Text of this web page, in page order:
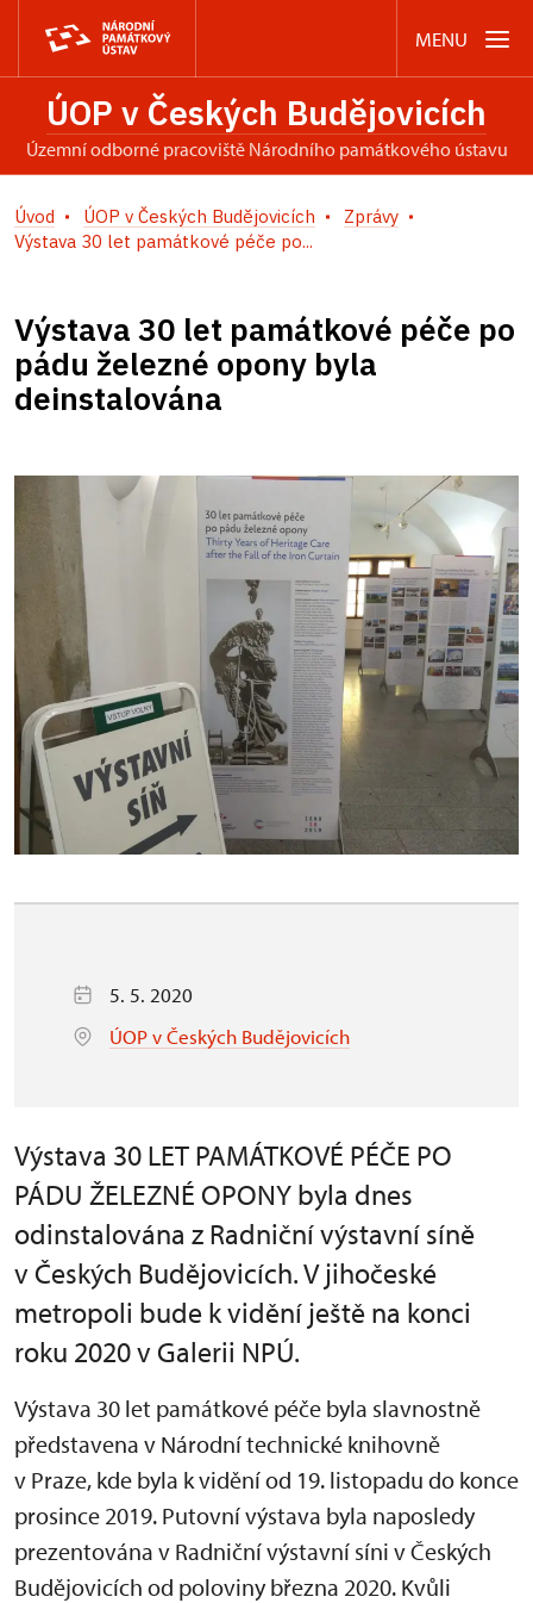
MENU
ÚOP v Českých Budějovicích
územní odborné pracoviště Národního památkového ústavu
Úvod ÚOP v Českých Budějovicích
Zprávy
Výstava 30 let památkové péče po...
Výstava 30 let památkové péče po
pádu železné opony byla
deinstalována
5. 5. 2020
ÚOP v Českých Budějovicích
Výstava 30 LET PAMÁTKOVÉ PÉČE PO
PÁDU ŽELEZNÉ OPONY byla dnes
odinstalována z Radniční výstavní síně
v Českých Budějovicích. V jihočeské
metropoli bude k vidění ještě na konci
roku 2020 v Galerii NPÚ.
Výstava 30 let památkové péče byla slavnostně
představena v Národní technické knihovně
v Praze, kde byla k vidění od 19. listopadu do konce
prosince 2019. Putovní výstava byla naposledy
prezentována v Radniční výstavní síni v Českých
Budějovicích od poloviny března 2020. Kvůli